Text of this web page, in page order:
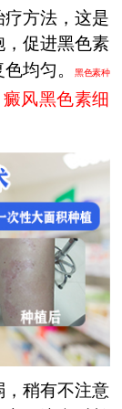
方法，这是
促进黑色素
色均匀。黑色素种
癜风黑色素细
稍有不注意